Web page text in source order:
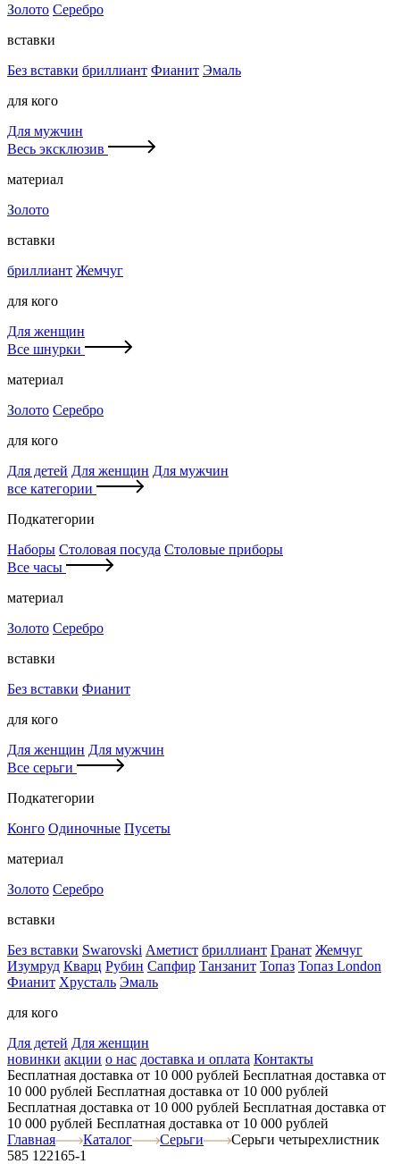
Золото Серебро
вставки
Без вставки бриллиант Фианит Эмаль
для кого
Для мужчин
Весь эксклюзив
материал
Золото
вставки
бриллиант Жемчуг
для кого
Для женщин
Все шнурки
материал
Золото Серебро
для кого
Для детей Для женщин Для мужчин
все категории
Подкатегории
Наборы Столовая посуда Столовые приборы
Все часы
материал
Золото Серебро
вставки
Без вставки Фианит
для кого
Для женщин Для мужчин
Все серьги
Подкатегории
Конго Одиночные Пусеты
материал
Золото Серебро
вставки
Без вставки Swarovski Аметист бриллиант Гранат Жемчуг
Изумруд Кварц Рубин Сапфир Танзанит Топаз Топаз London
Фианит Хрусталь Эмаль
для кого
Для детей Для женщин
новинки акции о нас доставка и оплата Контакты
Бесплатная доставка от 10 000 рублей Бесплатная доставка от
10 000 рублей Бесплатная доставка от 10 000 рублей
Бесплатная доставка от 10 000 рублей Бесплатная доставка от
10 000 рублей Бесплатная доставка от 10 000 рублей
Главная
Каталог Серьги
Серьги четырехлистник
585 122165-1